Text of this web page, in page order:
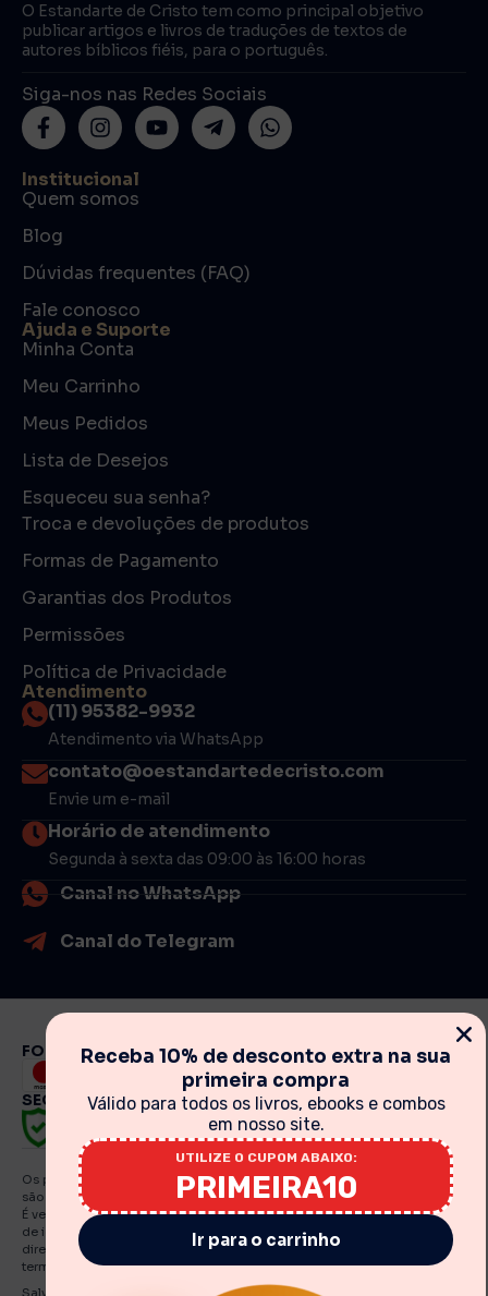
O Estandarte de Cristo tem como principal objetivo
publicar artigos e livros de traduções de textos de
autores bíblicos fiéis, para o português.
Siga-nos nas Redes Sociais
Institucional
Quem somos
Blog
Dúvidas frequentes (FAQ)
Fale conosco
Ajuda e Suporte
Minha Conta
Meu Carrinho
Meus Pedidos
Lista de Desejos
Esqueceu sua senha?
Troca e devoluções de produtos
Formas de Pagamento
Garantias dos Produtos
Permissões
Política de Privacidade
Atendimento
(11) 95382-9932
Atendimento via WhatsApp
contato@oestandartedecristo.com
Envie um e-mail
Horário de atendimento
Segunda à sexta das 09:00 às 16:00 horas
Canal no WhatsApp
Canal do Telegram
FORMAS DE PAGAMENTO
SEGURANÇA
Os preços, promoções, condições de pagamento, frete e produtos
são válidos exclusivamente para compras realizadas via internet.
É vedada qualquer reprodução, total ou parcial, de qualquer elemento
de identidade, sem expressa autorização. A violação de qualquer
direito mencionado implicará na responsabilização cível e criminal nos
termos da Lei. Fotos meramente ilustrativas.
Receba 10% de desconto extra na sua
primeira compra
Válido para todos os livros, ebooks e combos
em nosso site.
UTILIZE O CUPOM ABAIXO:
PRIMEIRA10
Ir para o carrinho